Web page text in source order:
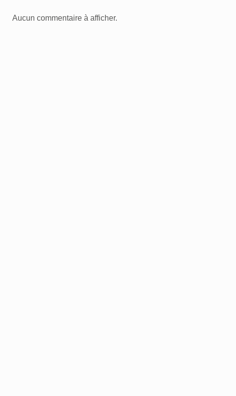
Aucun commentaire à afficher.